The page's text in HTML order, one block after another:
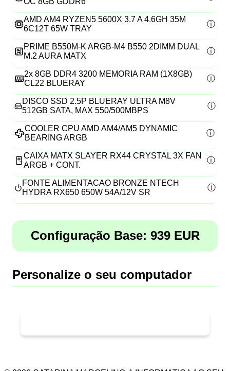
AMD AM4 RYZEN5 5600X 3.7 A 4.6GH 35M
6C12T 65W TRAY
PRIME B550M-K ARGB-M4 B550 2DIMM DUAL
M.2 AURA MATX
2x 8GB DDR4 3200 MEMORIA RAM (1X8GB)
CL22 BLUERAY
DISCO SSD 2.5P BLUERAY ULTRA M8V
512GB SATA, MAX 550/500MBPS
COOLER CPU AMD AM4/AM5 DYNAMIC
BEARING ARGB
CAIXA MATX SLAYER RX44 CRYSTAL 3X FAN
ARGB + CONT.
FONTE ALIMENTACAO BRONZE NTECH
HYDRA RX650 650W 54A/12V SR
Configuração Base: 939 EUR
Personalize o seu computador